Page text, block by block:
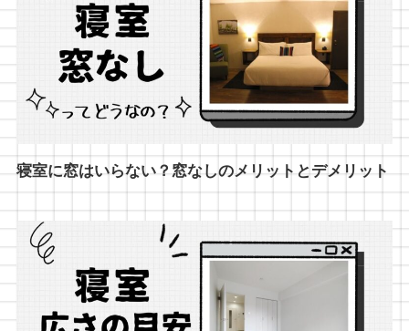
寝室に窓はいらない？窓なしのメリットとデメリット